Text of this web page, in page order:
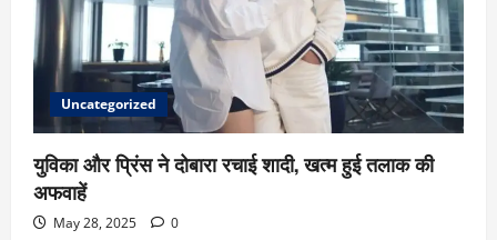
Uncategorized
युविका और प्रिंस ने दोबारा रचाई शादी, खत्म हुई तलाक की
अफवाहें
May 28, 2025 0